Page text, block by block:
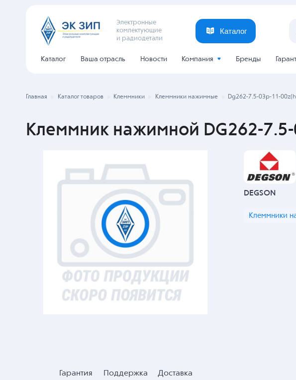
Электронные
комлектующие
и радиодетали
Каталог
Каталог Ваша отрасль Новости Компания Бренды
Главная Каталог товаров Клеммники Клеммники нажимные Dg262-7.5-03p-11-
Клеммник нажимной DG262-7.5-
Гарантия Поддержка Доставка
DEGSON
Клеммники